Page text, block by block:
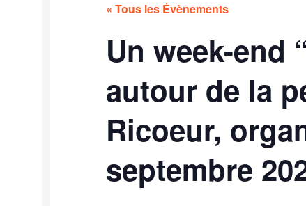
« Tous les Évènements
Un week-end
autour de la
Ricoeur,
septembre